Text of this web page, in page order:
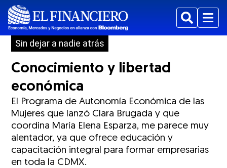
BuscarMenu
Sin dejar a nadie atrás
Conocimiento y libertad
económica
El Programa de Autonomía Económica de las
Mujeres que lanzó Clara Brugada y que
coordina María Elena Esparza, me parece muy
alentador, ya que ofrece educación y
capacitación integral para formar empresarias
en toda la CDMX.